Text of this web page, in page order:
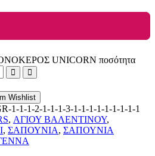
UNICORN ποσότητα
Wishlist
1-1-1-2-1-1-1-3-1-1-1-1-1-1-1-1-1
, ΑΓΙΟΥ ΒΑΛΕΝΤΙΝΟΥ,
, ΣΑΠΟΥΝΙΑ, ΣΑΠΟΥΝΙΑ